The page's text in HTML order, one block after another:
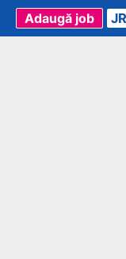
Adaugă job JR